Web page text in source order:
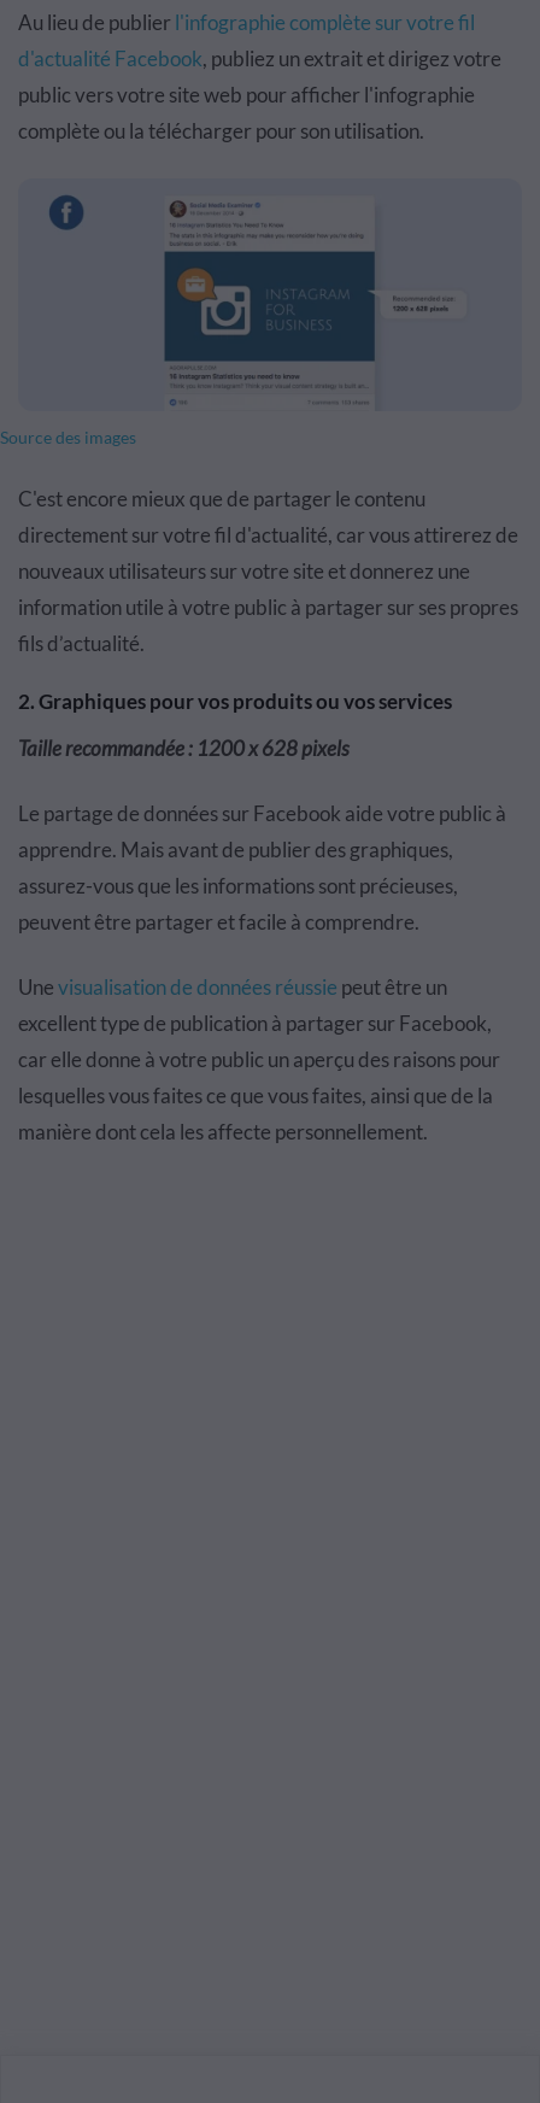
Au lieu de publier l'infographie complète sur votre fil
d'actualité Facebook, publiez un extrait et dirigez votre
public vers votre site web pour afficher l'infographie
complète ou la télécharger pour son utilisation.
Source des images
C'est encore mieux que de partager le contenu
directement sur votre fil d'actualité, car vous attirerez de
nouveaux utilisateurs sur votre site et donnerez une
information utile à votre public à partager sur ses propres
fils d’actualité.
2. Graphiques pour vos produits ou vos services
Taille recommandée : 1200 x 628 pixels
Le partage de données sur Facebook aide votre public à
apprendre. Mais avant de publier des graphiques,
assurez-vous que les informations sont précieuses,
peuvent être partager et facile à comprendre.
Unevisualisation de données réussie peut être un
excellent type de publication à partager sur Facebook,
car elle donne à votre public un aperçu des raisons pour
lesquelles vous faites ce que vous faites, ainsi que de la
manière dont cela les affecte personnellement.